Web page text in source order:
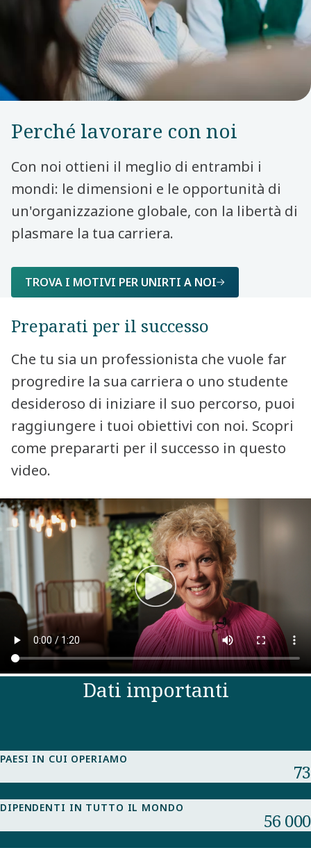
Perché lavorare con noi
Con noi ottieni il meglio di entrambi i
mondi: le dimensioni e le opportunità di
un'organizzazione globale, con la libertà di
plasmare la tua carriera.
TROVA I MOTIVI PER UNIRTI A NOI
Preparati per il successo
Che tu sia un professionista che vuole far
progredire la sua carriera o uno studente
desideroso di iniziare il suo percorso, puoi
raggiungere i tuoi obiettivi con noi. Scopri
come prepararti per il successo in questo
video.
Zoom / Fullscreen
Zoom / Fullscreen
Dati importanti
PAESI IN CUI OPERIAMO
73
DIPENDENTI IN TUTTO IL MONDO
56 000